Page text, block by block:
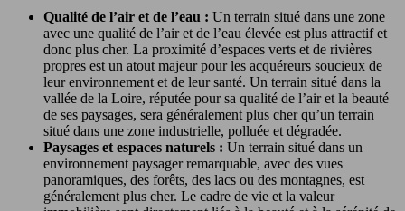
Qualité de l’air et de l’eau : Un terrain situé dans une zone
avec une qualité de l’air et de l’eau élevée est plus attractif et
donc plus cher. La proximité d’espaces verts et de rivières
propres est un atout majeur pour les acquéreurs soucieux de
leur environnement et de leur santé. Un terrain situé dans la
vallée de la Loire, réputée pour sa qualité de l’air et la beauté
de ses paysages, sera généralement plus cher qu’un terrain
situé dans une zone industrielle, polluée et dégradée.
Paysages et espaces naturels : Un terrain situé dans un
environnement paysager remarquable, avec des vues
panoramiques, des forêts, des lacs ou des montagnes, est
généralement plus cher. Le cadre de vie et la valeur